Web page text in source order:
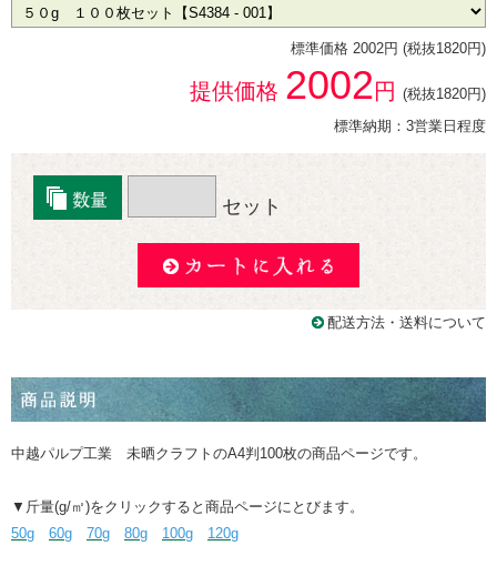
標準価格 2002円 (税抜1820円)
提供価格 2002円 (税抜1820円)
標準納期：3営業日程度
セット
配送方法・送料について
中越パルプ工業 未晒クラフトのA4判100枚の商品ページです。
▼斤量(g/㎡)をクリックすると商品ページにとびます。
50g
60g 70g 80g 100g 120g